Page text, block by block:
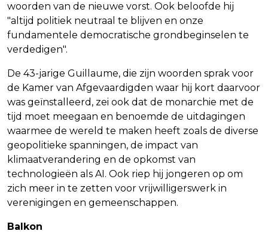
woorden van de nieuwe vorst. Ook beloofde hij
"altijd politiek neutraal te blijven en onze
fundamentele democratische grondbeginselen te
verdedigen".
De 43-jarige Guillaume, die zijn woorden sprak voor
de Kamer van Afgevaardigden waar hij kort daarvoor
was geïnstalleerd, zei ook dat de monarchie met de
tijd moet meegaan en benoemde de uitdagingen
waarmee de wereld te maken heeft zoals de diverse
geopolitieke spanningen, de impact van
klimaatverandering en de opkomst van
technologieën als AI. Ook riep hij jongeren op om
zich meer in te zetten voor vrijwilligerswerk in
verenigingen en gemeenschappen.
Balkon